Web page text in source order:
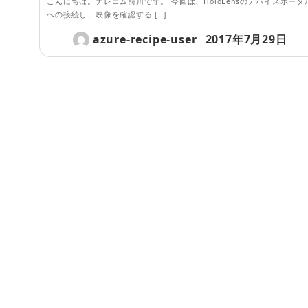
への接続し、映像を確認する […]
azure-recipe-user 2017年7月29日